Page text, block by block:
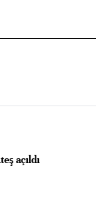
açıldı